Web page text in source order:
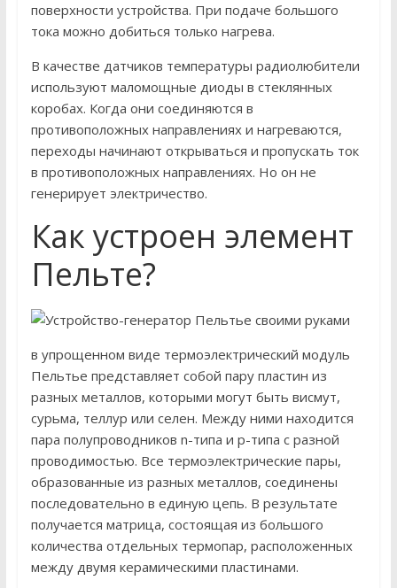
поверхности устройства. При подаче большого
тока можно добиться только нагрева.
В качестве датчиков температуры радиолюбители
используют маломощные диоды в стеклянных
коробах. Когда они соединяются в
противоположных направлениях и нагреваются,
переходы начинают открываться и пропускать ток
в противоположных направлениях. Но он не
генерирует электричество.
Как устроен элемент
Пельте?
в упрощенном виде термоэлектрический модуль
Пельтье представляет собой пару пластин из
разных металлов, которыми могут быть висмут,
сурьма, теллур или селен. Между ними находится
пара полупроводников n-типа и p-типа с разной
проводимостью. Все термоэлектрические пары,
образованные из разных металлов, соединены
последовательно в единую цепь. В результате
получается матрица, состоящая из большого
количества отдельных термопар, расположенных
между двумя керамическими пластинами.